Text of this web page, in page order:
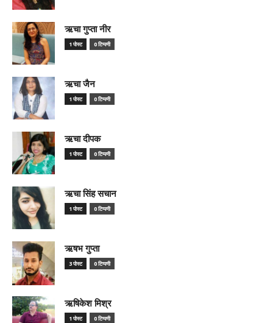
ऋचा गुप्ता नीर
1 पोस्ट 0 टिप्पणी
ऋचा जैन
1 पोस्ट 0 टिप्पणी
ऋचा दीपक
1 पोस्ट 0 टिप्पणी
ऋचा सिंह सचान
1 पोस्ट 0 टिप्पणी
ऋषभ गुप्ता
3 पोस्ट 0 टिप्पणी
ऋषिकेश मिश्र
1 पोस्ट 0 टिप्पणी